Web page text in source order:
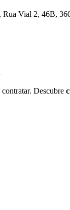
Rua Vial 2, 46B,
Descubre